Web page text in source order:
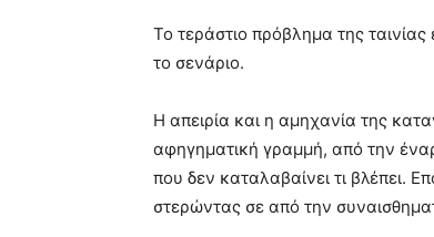
Το τεράστιο πρόβλημα της ταινίας
το σενάριο.
Η απειρία και η αμηχανία της
αφηγηματική γραμμή, από την
που δεν καταλαβαίνει τι βλέπει.
στερώντας σε από την